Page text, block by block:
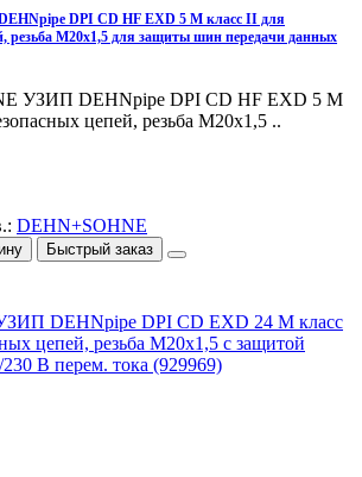
DPI СD HF EXD 5 M класс II для
резьба M20x1,5 для защиты шин передачи данных
УЗИП DEHNpipe DPI СD HF EXD 5 M
цепей, резьба M20x1,5 ..
DEHN+SOHNE
Быстрый заказ